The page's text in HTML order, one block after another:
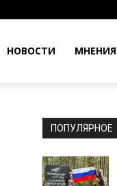
НОВОСТИ МНЕНИЯ
ПОПУЛЯРНОЕ